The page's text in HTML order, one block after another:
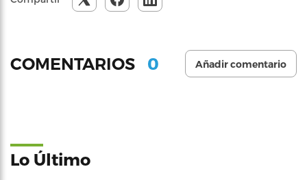
COMENTARIOS 0 Añadir comentario
Lo Último